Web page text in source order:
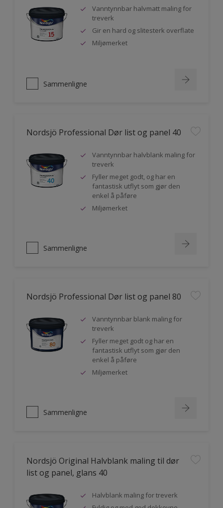
Vanntynnbar halvmatt maling for
treverk
Gir en hard og slitesterk overflate
Miljømerket
Sammenligne
Nordsjö Professional Dør list og panel 40
Vanntynnbar halvblank maling for
treverk
Fyller meget godt, og har en
fantastisk utflyt som gjør den
enkel å påføre
Miljømerket
Sammenligne
Nordsjö Professional Dør list og panel 80
Vanntynnbar blank maling for
treverk
Fyller meget godt og har en
fantastisk utflyt som gjør den
enkel å påføre
Miljømerket
Sammenligne
Nordsjö Original Halvblank maling til dør
list og panel, glans 40
Halvblank maling for treverk